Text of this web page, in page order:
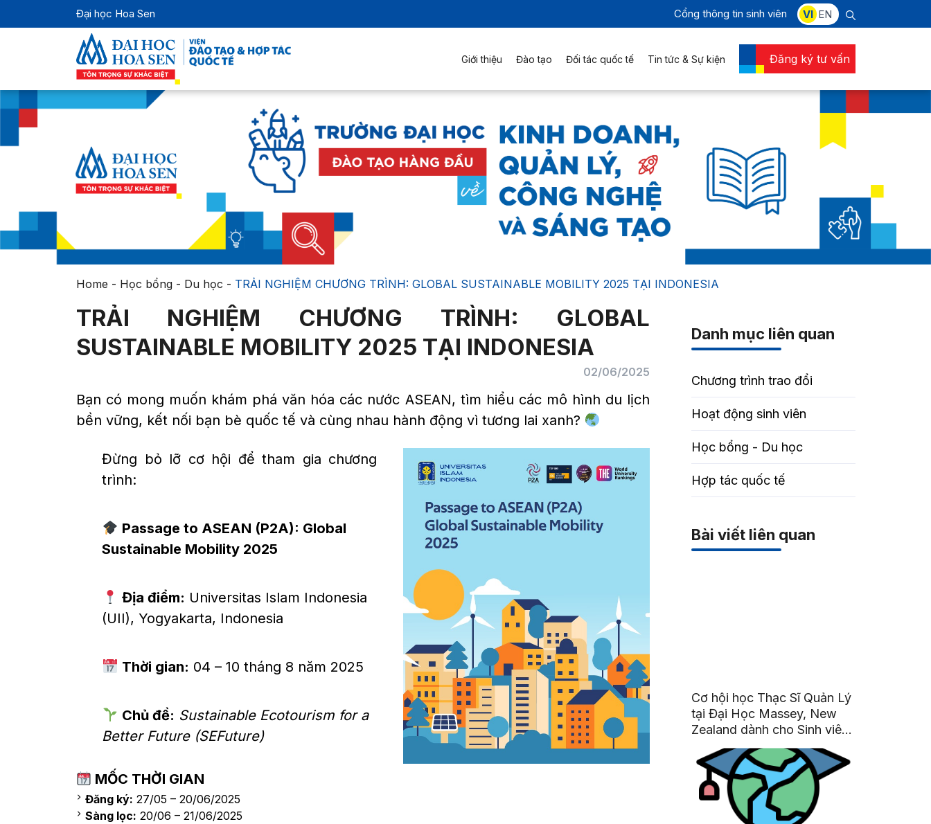
Đại học Hoa Sen Cổng thông tin sinh viên VI EN
Giới thiệu Đào tạo Đối tác quốc tế Tin tức & Sự kiện Đăng ký tư vấn
Home - Học bổng - Du học - TRẢI NGHIỆM CHƯƠNG TRÌNH: GLOBAL SUSTAINABLE MOBILITY 2025 TẠI INDONESIA
TRẢI NGHIỆM CHƯƠNG TRÌNH: GLOBAL
SUSTAINABLE MOBILITY 2025 TẠI INDONESIA
02/06/2025
Bạn có mong muốn khám phá văn hóa các nước ASEAN, tìm hiểu các mô hình du lịch
bền vững, kết nối bạn bè quốc tế và cùng nhau hành động vì tương lai xanh?
Đừng bỏ lỡ cơ hội để tham gia chương
trình:
Passage to ASEAN (P2A): Global
Sustainable Mobility 2025
Địa điểm: Universitas Islam Indonesia
(UII), Yogyakarta, Indonesia
Thời gian: 04 – 10 tháng 8 năm 2025
Chủ đề: Sustainable Ecotourism for a
Better Future (SEFuture)
MỐC THỜI GIAN
Đăng ký: 27/05 – 20/06/2025
Sàng lọc: 20/06 – 21/06/2025
Danh mục liên quan
Chương trình trao đổi
Hoạt động sinh viên
Học bổng - Du học
Hợp tác quốc tế
Bài viết liên quan
Cơ hội học Thạc Sĩ Quản Lý
tại Đại Học Massey, New
Zealand dành cho Sinh viên
Hoa Sen